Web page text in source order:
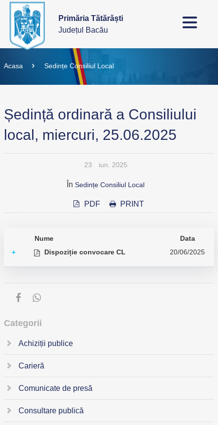
Primăria Tătărăști
Județul Bacău
Acasa Sedințe Consiliul Local
Ședință ordinară a Consiliului
local, miercuri, 25.06.2025
23 iun. 2025
În Sedințe Consiliul Local
PDF PRINT
Nume
Data
+
Dispoziție convocare CL 20/06/2025
Categorii
Achiziții publice
Carieră
Comunicate de presă
Consultare publică